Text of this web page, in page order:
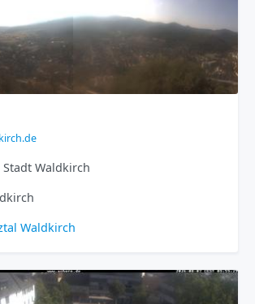
Waldkirch
Waldkirch